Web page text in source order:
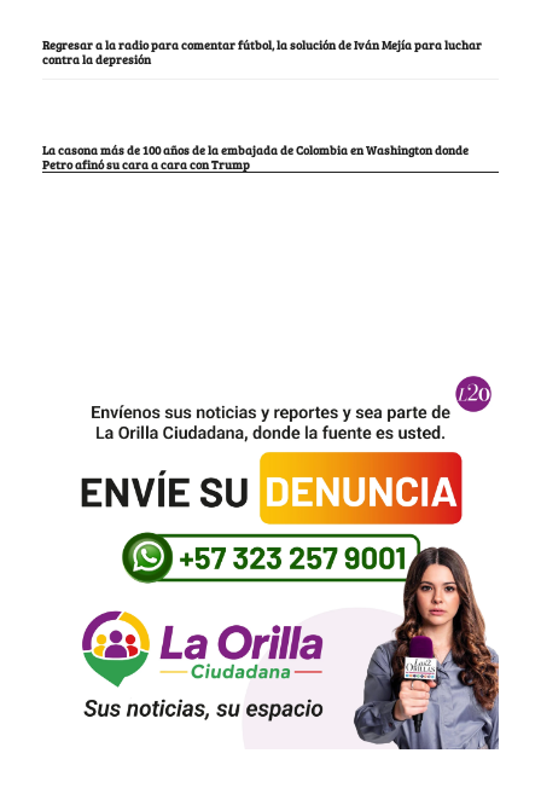
Regresar a la radio para comentar fútbol, la solución de Iván Mejía para luchar
contra la depresión
La casona más de 100 años de la embajada de Colombia en Washington donde
Petro afinó su cara a cara con Trump